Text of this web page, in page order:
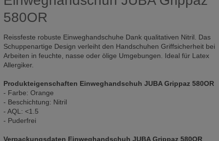
580OR
Reissfeste robuste Einweghandschuhe Dank qualitativen Nitril. Das
Schuppenartige Design verleiht den Handschuhen Griffsicherheit bei
Arbeiten in feuchte, nasse oder ölige Umgebungen. Ideal für Latex
Allergiker.
Produkteigenschaften Einweghandschuh JUBA Grippaz 580OR
- Farbe: Orange
- Beschichtung: Nitril
- AQL: <1.5
- Puderfrei
Verpackungsdaten Einweghandschuh JUBA Grippaz 580OR